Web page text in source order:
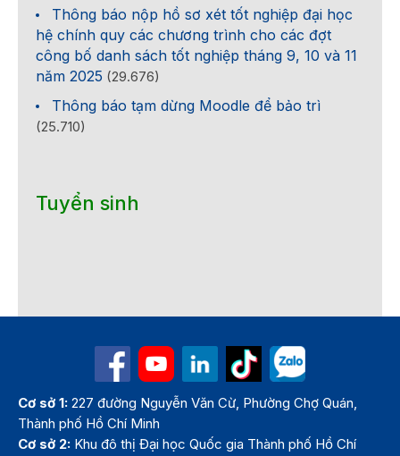
Thông báo nộp hồ sơ xét tốt nghiệp đại học
hệ chính quy các chương trình cho các đợt
công bố danh sách tốt nghiệp tháng 9, 10 và 11
năm 2025 (29.676)
Thông báo tạm dừng Moodle để bảo trì
(25.710)
Tuyển sinh
Cơ sở 1: 227 đường Nguyễn Văn Cừ, Phường Chợ Quán,
Thành phố Hồ Chí Minh
Cơ sở 2: Khu đô thị Đại học Quốc gia Thành phố Hồ Chí